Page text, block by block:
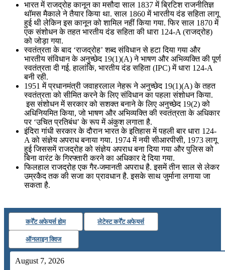
भारत में राजद्रोह कानून का मसौदा साल 1837 में ब्रिटिश राजनीतिज्ञ
थॉमस मैकाले ने तैयार किया था. साल 1860 में भारतीय दंड सहिता लागू
हुई थी लेकिन इस कानून को शामिल नहीं किया गया. फिर साल 1870 में
एक संशोधन के तहत भारतीय दंड सहिता की धारा 124-A (राजद्रोह)
को जोड़ा गया.
स्वतंत्रता के बाद ‘राजद्रोह’ शब्द संविधान से हटा दिया गया और
भारतीय संविधान के अनुच्छेद 19(1)(A) ने भाषण और अभिव्यक्ति की पूर्ण
स्वतंत्रता दी गई. हालांकि, भारतीय दंड सहिता (IPC) में धारा 124-A
बनी रही.
1951 में प्रधानमंत्री जवाहरलाल नेहरू ने अनुच्छेद 19(1)(A) के तहत
स्वतंत्रता को सीमित करने के लिए संविधान का पहला संशोधन किया.
इस संशोधन में सरकार को सशक्त बनाने के लिए अनुच्छेद 19(2) को
अधिनियमित किया, जो भाषण और अभिव्यक्ति की स्वतंत्रता के अधिकार
पर ‘उचित प्रतिबंध’ के रूप में अंकुश लगाता है.
इंदिरा गांधी सरकार के दौरान भारत के इतिहास में पहली बार धारा 124-
A को संज्ञेय अपराध बनाया गया. 1974 में नयी सीआरपीसी, 1973 लागू
हुई जिससमें राजद्रोह को संज्ञेय अपराध बना दिया गया और पुलिस को
बिना वारंट के गिरफ्तारी करने का अधिकार दे दिया गया.
फिलहाल राजद्रोह एक गैर-जमानती अपराध है. इसमें तीन साल से लेकर
उम्रकैद तक की सजा का प्रावधान है. इसके साथ जुर्माना लगाया जा
सकता है.
कर्रेंट अफेयर्स होम लेटेस्ट कर्रेंट अफेयर्स
ऑनलाइन क्विज
August 7, 2026